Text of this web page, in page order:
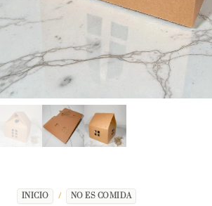
INICIO / NO ES COMIDA